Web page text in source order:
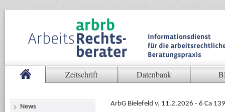
Zeitschrift Datenbank
News
ArbG Bielefeld v. 11.2.2026 - 6 Ca